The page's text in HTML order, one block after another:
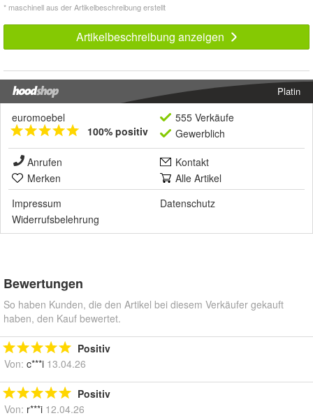
* maschinell aus der Artikelbeschreibung erstellt
Artikelbeschreibung anzeigen
Platin
euromoebel
100% positiv
555 Verkäufe
Gewerblich
Anrufen
Kontakt
Merken
Alle Artikel
Impressum
Datenschutz
Widerrufsbelehrung
Bewertungen
So haben Kunden, die den Artikel bei diesem Verkäufer gekauft
haben, den Kauf bewertet.
Positiv
Von: c***i 13.04.26
Positiv
Von: r***i 12.04.26